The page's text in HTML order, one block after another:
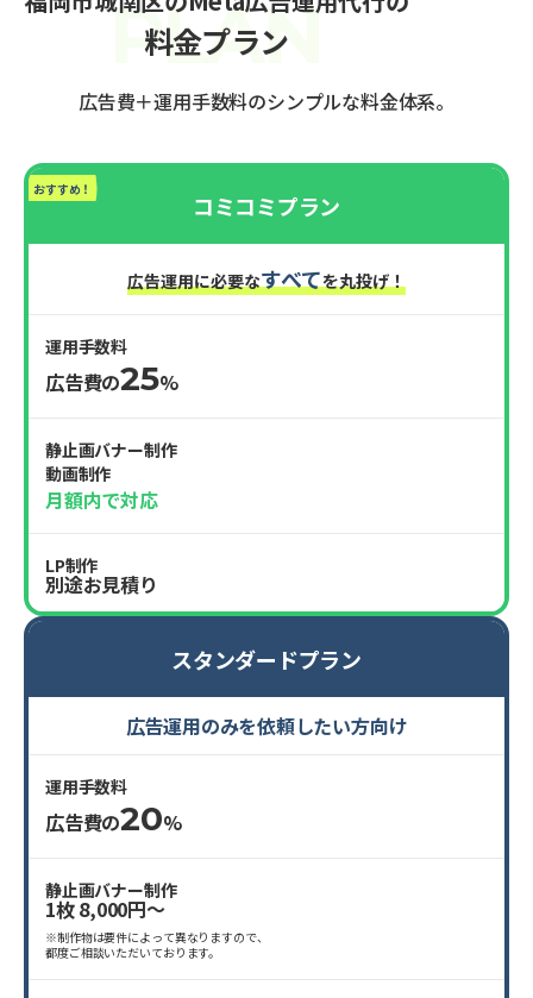
料金プラン
広告費＋運用手数料のシンプルな料金体系。
おすすめ！
コミコミプラン
広告運用に必要なすべてを丸投げ！
運用手数料
広告費の25%
静止画バナー制作
動画制作
月額内で対応
LP制作
別途お見積り
スタンダードプラン
広告運用のみを依頼したい方向け
運用手数料
広告費の20%
静止画バナー制作
1枚 8,000円〜
※制作物は要件によって異なりますので、
都度ご相談いただいております。